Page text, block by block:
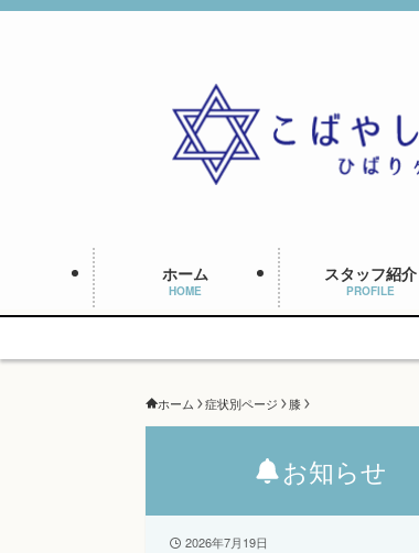
ホーム
HOME
スタッフ紹介
PROFILE
ホーム 症状別ページ 膝
お知らせ
2026年7月19日